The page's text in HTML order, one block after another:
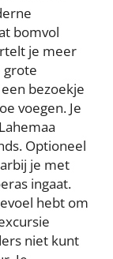
bomvol
je meer
grote
bezoekje
voegen. Je
Optioneel
je met
ingaat.
hebt om
niet kunt